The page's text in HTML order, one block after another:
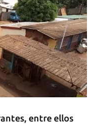
entre ellos